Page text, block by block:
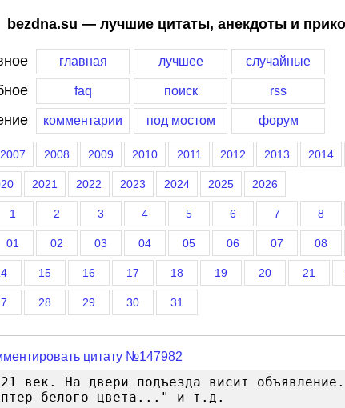
bezdna.su — лучшие цитаты, анекдоты и
главная лучшее случайные
faq поиск rss
комментарии под мостом форум
2007 2008 2009 2010 2011 2012 2013 2014
2021 2022 2023 2024 2025 2026
1 2 3 4 5 6 7 8
01 02 03 04 05 06 07 08
15 16 17 18 19 20 21
28 29 30 31
цитату №147982
век. На двери подъезда висит
белого цвета..." и т.д.